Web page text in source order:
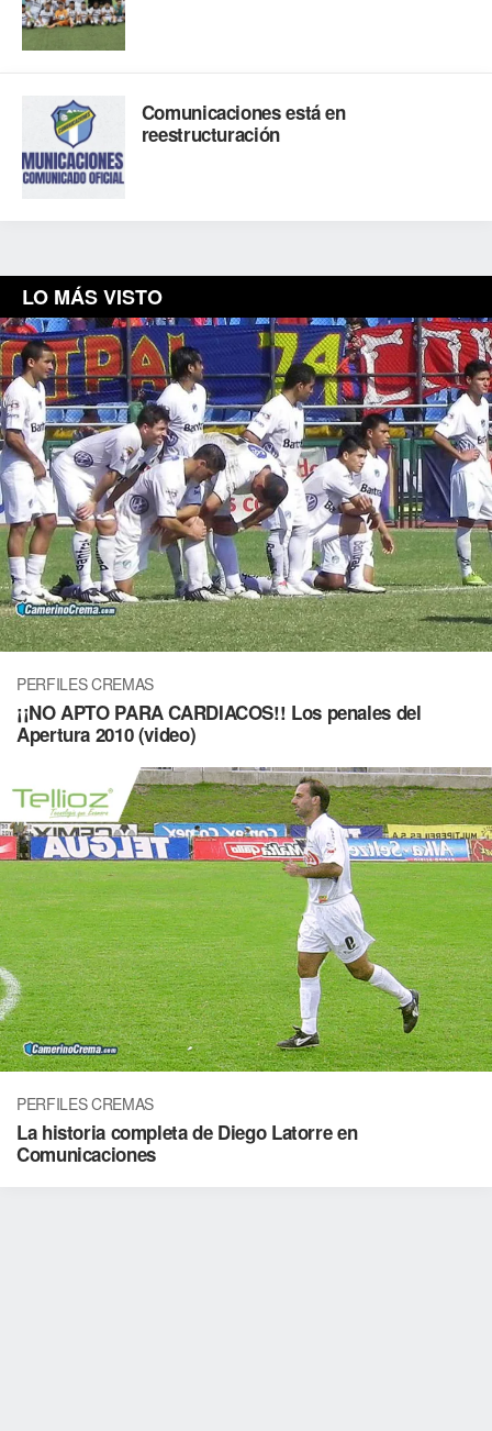
Comunicaciones está en
reestructuración
LO MÁS VISTO
PERFILES CREMAS
¡¡NO APTO PARA CARDIACOS!! Los penales del
Apertura 2010 (video)
PERFILES CREMAS
La historia completa de Diego Latorre en
Comunicaciones